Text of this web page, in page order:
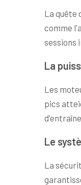
La quête
comme
sessions
La
Les
pics
Le
La